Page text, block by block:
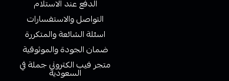
الدفع عند الاستلام
التواصل والاستفسارات
اسئلة الشائعة والمتكررة
ضمان الجودة والموثوقية
متجر فيب الكتروني جملة في
السعودية